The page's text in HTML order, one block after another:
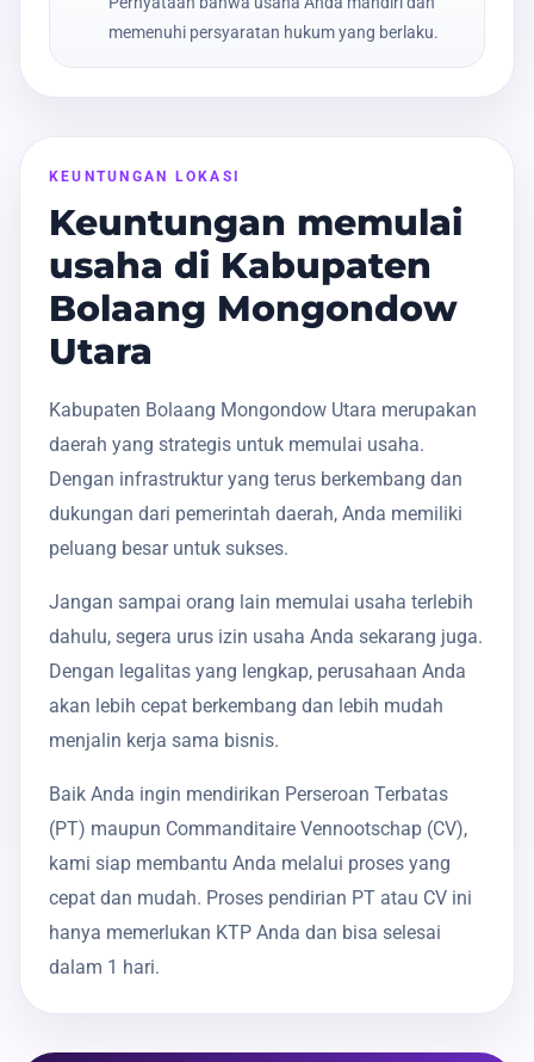
memenuhi persyaratan hukum yang berlaku.
KEUNTUNGAN LOKASI
Keuntungan memulai
usaha di Kabupaten
Bolaang Mongondow
Utara
Kabupaten Bolaang Mongondow Utara merupakan
daerah yang strategis untuk memulai usaha.
Dengan infrastruktur yang terus berkembang dan
dukungan dari pemerintah daerah, Anda memiliki
peluang besar untuk sukses.
Jangan sampai orang lain memulai usaha terlebih
dahulu, segera urus izin usaha Anda sekarang juga.
Dengan legalitas yang lengkap, perusahaan Anda
akan lebih cepat berkembang dan lebih mudah
menjalin kerja sama bisnis.
Baik Anda ingin mendirikan Perseroan Terbatas
(PT) maupun Commanditaire Vennootschap (CV),
kami siap membantu Anda melalui proses yang
cepat dan mudah. Proses pendirian PT atau CV ini
hanya memerlukan KTP Anda dan bisa selesai
dalam 1 hari.